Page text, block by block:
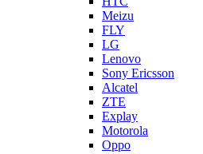
Alcatel
ZTE
Explay
Motorola
Oppo
Philips
Acer
Vivo
OnePlus
Micromax